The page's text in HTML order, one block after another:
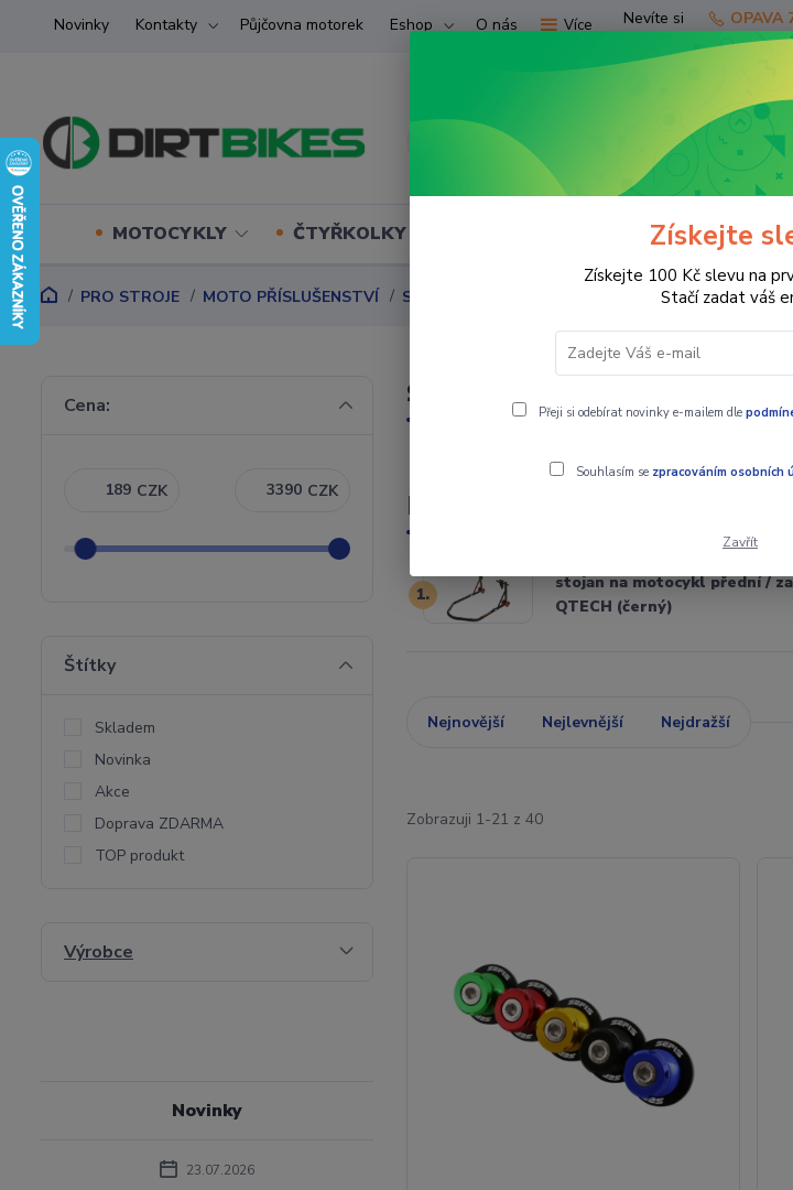
Novinky Kontakty Půjčovna motorek Eshop O nás Více
Nevíte si
rady?
Zavolejte.
OPAVA
MOTOCYKLY ČTYŘKOLKY (ATV) UTV SKÚTRY PRO
PRO STROJE MOTO PŘÍSLUŠENSTVÍ STOJANY NA MOTO + PŘÍSLUŠENSTVÍ Silniční
Silniční motocykly, rolny,
Nejprodávanější
1.
stojan na motocykl přední /
QTECH (černý)
Nejnovější Nejlevnější Nejdražší
Zobrazuji 1-21 z 40
Cena:
CZK CZK
Štítky
Skladem
Novinka
Akce
Doprava ZDARMA
TOP produkt
Výrobce
Novinky
23.07.2026
Získejte
Získejte 100 Kč slevu na
Stačí zadat váš
Přeji si odebírat novinky e-mailem dle
Souhlasím se zpracováním osobních
Zavřít